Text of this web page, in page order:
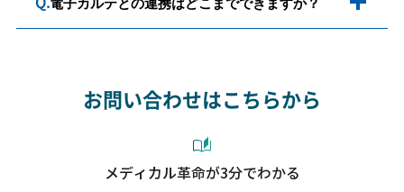
お問い合わせはこちらから
メディカル革命が3分でわかる